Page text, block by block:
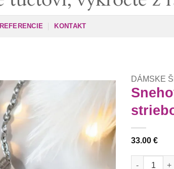
REFERENCIE KONTAKT
krasotinku
si prosím
DÁMSKE
33.00 €
množstvo